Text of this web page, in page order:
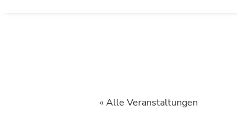
« Alle Veranstaltungen